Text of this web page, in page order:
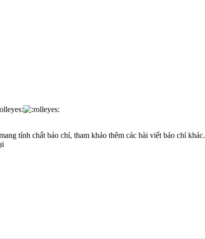
tính chất báo chí, tham khảo thêm các bài viết báo chí khác.